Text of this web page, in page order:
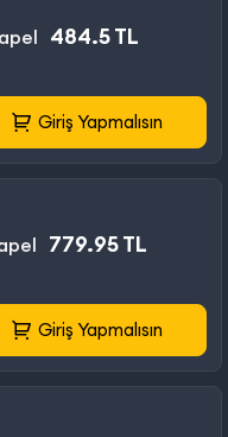
484.5 TL
Giriş Yapmalısın
779.95 TL
Giriş Yapmalısın